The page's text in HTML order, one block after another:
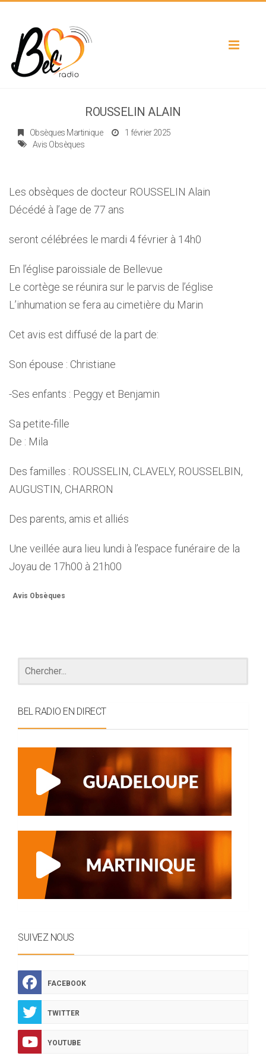
Toggle
ROUSSELIN ALAIN
Obsèques Martinique
1 février 2025
Avis Obsèques
Les obsèques de docteur ROUSSELIN Alain
Décédé à l’age de 77 ans
seront célébrées le mardi 4 février à 14h0
En l’église paroissiale de Bellevue
Le cortège se réunira sur le parvis de l’église
L’inhumation se fera au cimetière du Marin
Cet avis est diffusé de la part de:
Son épouse : Christiane
-Ses enfants : Peggy et Benjamin
Sa petite-fille
De : Mila
Des familles : ROUSSELIN, CLAVELY, ROUSSELBIN,
AUGUSTIN, CHARRON
Des parents, amis et alliés
Une veillée aura lieu lundi à l’espace funéraire de la
Joyau de 17h00 à 21h00
Avis Obsèques
BEL RADIO EN DIRECT
SUIVEZ NOUS
FACEBOOK
TWITTER
YOUTUBE